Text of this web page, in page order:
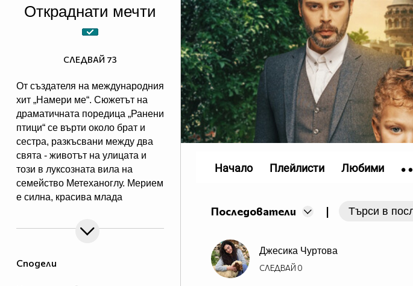
Сподели
Откраднати мечти
От създателя на международния
хит „Намери ме“. Сюжетът на
драматичната поредица „Ранени
птици“ се върти около брат и
сестра, разкъсвани между два
свята - животът на улицата и
този в луксозната вила на
семейство Метеханоглу. Мерием
е силна, красива млада
последните пет години в
отглеждането на своя „малък
държи Йомер далеч от
СЛЕДВАЙ 73
Последователи |
Джесика Чуртова
СЛЕДВАЙ 0
Начало Плейлисти Любими